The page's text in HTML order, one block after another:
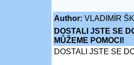
Author: VLADIMÍR
DOSTALI JSTE SE
MŮŽEME POMOCI!
DOSTALI JSTE SE